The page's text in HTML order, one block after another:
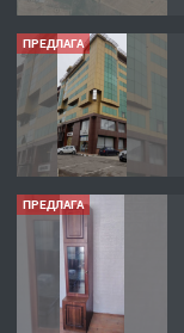
ПРЕДЛАГА
ПРЕДЛАГА